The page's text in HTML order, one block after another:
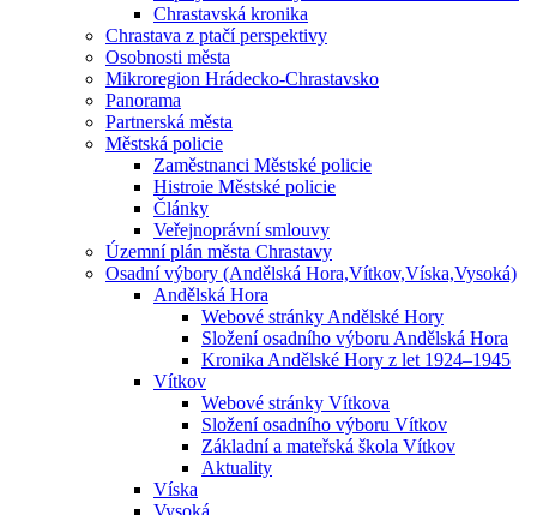
Chrastavská kronika
Chrastava z ptačí perspektivy
Osobnosti města
Mikroregion Hrádecko-Chrastavsko
Panorama
Partnerská města
Městská policie
Zaměstnanci Městské policie
Histroie Městské policie
Články
Veřejnoprávní smlouvy
Územní plán města Chrastavy
Osadní výbory (Andělská Hora,Vítkov,Víska,Vysoká)
Andělská Hora
Webové stránky Andělské Hory
Složení osadního výboru Andělská Hora
Kronika Andělské Hory z let 1924–1945
Vítkov
Webové stránky Vítkova
Složení osadního výboru Vítkov
Základní a mateřská škola Vítkov
Aktuality
Víska
Vysoká